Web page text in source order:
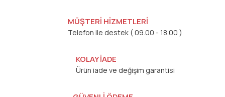
MÜŞTERİ HİZMETLERİ
Telefon ile destek ( 09.00 - 18.00 )
KOLAY İADE
Ürün iade ve değişim garantisi